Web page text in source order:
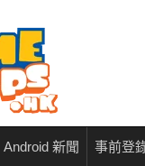
Android 新聞 事前登